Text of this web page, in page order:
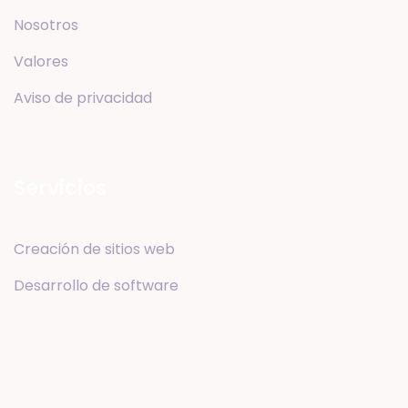
Nosotros
Valores
Aviso de privacidad
Creación de sitios web
Desarrollo de software